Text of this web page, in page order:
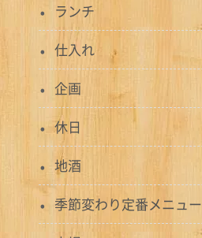
ランチ
仕入れ
企画
休日
地酒
季節変わり定番メニュー